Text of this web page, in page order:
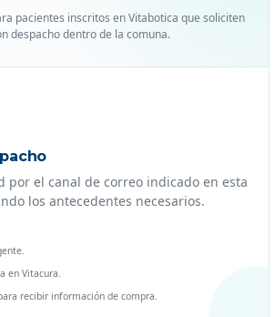
pacientes inscritos en Vitabotica que soliciten
despacho dentro de la comuna.
por el canal de correo indicado en esta
los antecedentes necesarios.
en Vitacura.
recibir información de compra.